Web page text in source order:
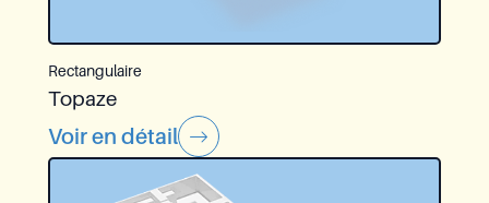
Rectangulaire
Topaze
Voir en détail